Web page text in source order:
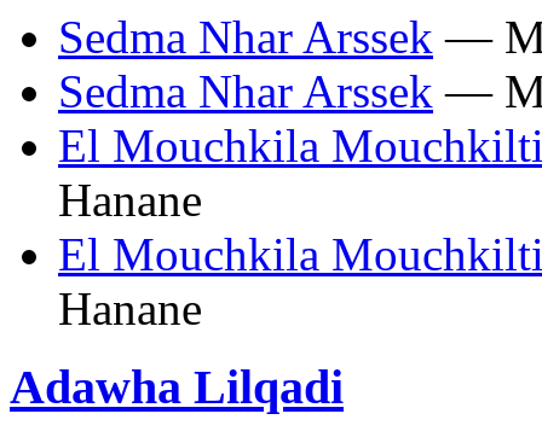
Sedma Nhar Arssek —
Sedma Nhar Arssek —
El Mouchkila
Hanane
El Mouchkila
Hanane
Adawha Lilqadi